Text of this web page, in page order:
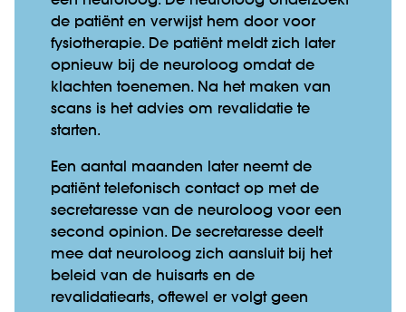
de patiënt en verwijst hem door voor
fysiotherapie. De patiënt meldt zich later
opnieuw bij de neuroloog omdat de
klachten toenemen. Na het maken van
scans is het advies om revalidatie te
starten.
Een aantal maanden later neemt de
patiënt telefonisch contact op met de
secretaresse van de neuroloog voor een
second opinion. De secretaresse deelt
mee dat neuroloog zich aansluit bij het
beleid van de huisarts en de
revalidatiearts, oftewel er volgt geen